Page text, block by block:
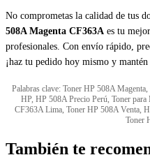
No comprometas la calidad de tus
508A Magenta CF363A es tu
profesionales. Con envío rápido,
¡haz tu pedido hoy mismo y
Palabras clave: Toner HP 508A
HP, HP 508A Precio Perú, Toner
CF363A Lima, Toner HP 508A Venta,
Toner
También te